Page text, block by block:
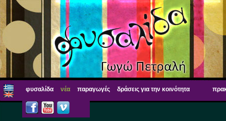
φυσαλίδα νέα παραγωγές δράσεις για την κοινότητα